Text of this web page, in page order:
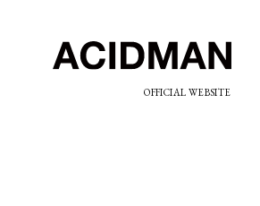
OFFICIAL WEBSITE